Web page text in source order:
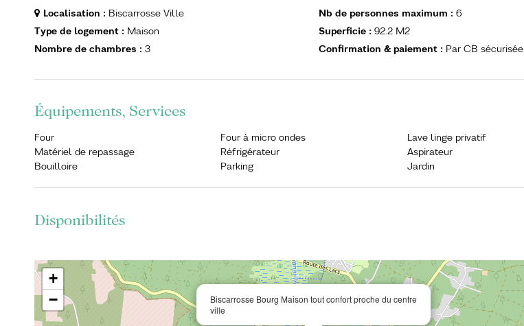
Localisation : Biscarrosse Ville
Type de logement : Maison
Nombre de chambres : 3
Nb de personnes maximum : 6
Superficie : 92.2 M2
Confirmation & paiement : Par CB sécurisée
Équipements, Services
Four Four à micro ondes
Lave linge privatif
Matériel de repassage
Réfrigérateur
Aspirateur
Bouilloire
Parking Jardin
Disponibilités
Biscarrosse Bourg Maison tout confort proche du centre
ville
+
−